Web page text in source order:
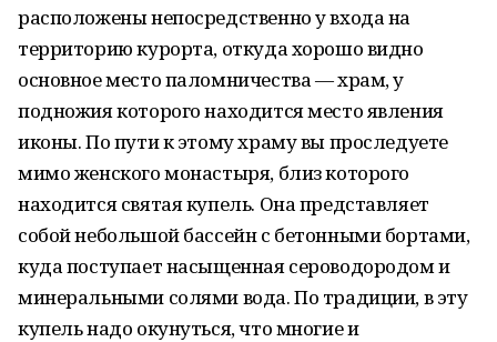
расположены непосредственно у входа на
территорию курорта, откуда хорошо видно
основное место паломничества — храм, у
подножия которого находится место явления
иконы. По пути к этому храму вы проследуете
мимо женского монастыря, близ которого
находится святая купель. Она представляет
собой небольшой бассейн с бетонными бортами,
куда поступает насыщенная сероводородом и
минеральными солями вода. По традиции, в эту
купель надо окунуться, что многие и